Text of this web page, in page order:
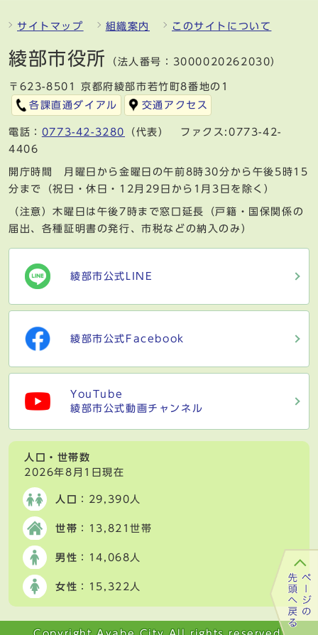
サイトマップ 組織案内 このサイトについて
綾部市役所 （法人番号：3000020262030）
〒623-8501 京都府綾部市若竹町8番地の1
各課直通ダイアル
交通アクセス
電話： 0773-42-3280
（代表） ファクス:0773-42-
4406
開庁時間 月曜日から金曜日の午前8時30分から午後5時15
分まで（祝日・休日・12月29日から1月3日を除く）
（注意）木曜日は午後7時まで窓口延長（戸籍・国保関係の
届出、各種証明書の発行、市税などの納入のみ）
綾部市公式LINE
綾部市公式Facebook
YouTube
綾部市公式動画チャンネル
人口・世帯数
2026年8月1日現在
人口 ：29,390人
世帯 ：13,821世帯
男性 ：14,068人
女性 ：15,322人